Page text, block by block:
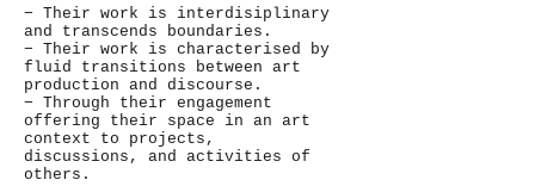
− Their work is interdisiplinary
and transcends boundaries.
− Their work is characterised by
fluid transitions between art
production and discourse.
− Through their engagement
offering their space in an art
context to projects,
discussions, and activities of
others.